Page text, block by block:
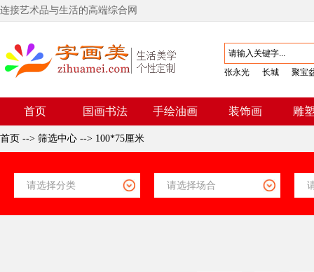
连接艺术品与生活的高端综合网
张永光 长城 聚宝
首页 国画书法 手绘油画 装饰画 雕
首页 --> 筛选中心 --> 100*75厘米